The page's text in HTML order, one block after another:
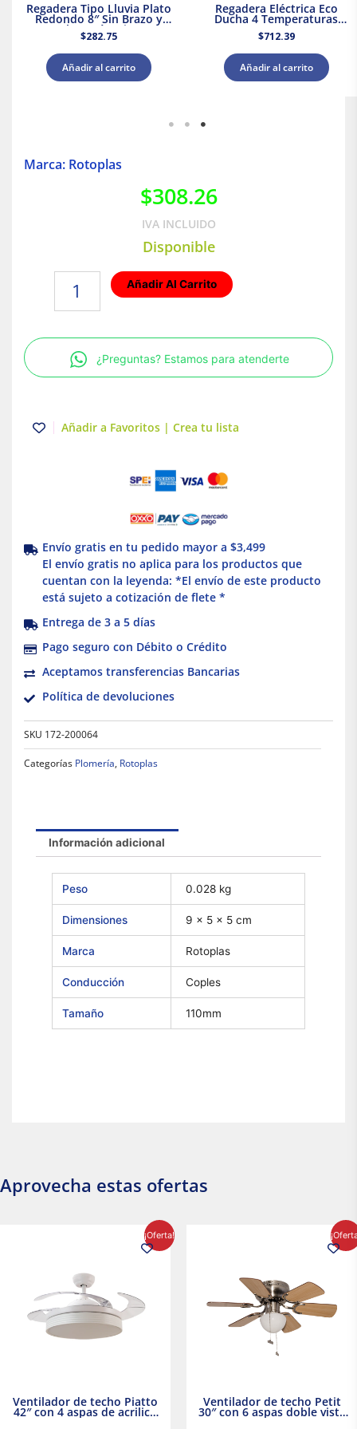
Regadera Tipo Lluvia Plato
Redondo 8″ Sin Brazo y
Chapetón Dica
$282.75
Añadir al carrito
Regadera Eléctrica Eco
Ducha 4 Temperaturas
5000 W Rotoplas 310996
$712.39
Añadir al carrito
Marca: Rotoplas
$308.26
IVA INCLUIDO
Disponible
Tuboplus
cantidad
Añadir Al Carrito
¿Preguntas? Estamos para atenderte
Añadir a Favoritos | Crea tu lista
Envío gratis en tu pedido mayor a $3,499
El envío gratis no aplica para los productos que
cuentan con la leyenda: *El envío de este producto
está sujeto a cotización de flete *
Entrega de 3 a 5 días
Pago seguro con Débito o Crédito
Aceptamos transferencias Bancarias
Política de devoluciones
SKU 172-200064
Categorías Plomería, Rotoplas
Información adicional
Peso 0.028 kg
Dimensiones 9 × 5 × 5 cm
Marca Rotoplas
Conducción Coples
Tamaño 110mm
Aprovecha estas ofertas
¡Oferta!
Ventilador de techo Piatto
42″ con 4 aspas de acrilico
transparente
$2,986.97.
precio
actual
Ventilador de techo Petit
30″ con 6 aspas doble vista
Satinado Masterfan
$1,450.23.
precio
actual